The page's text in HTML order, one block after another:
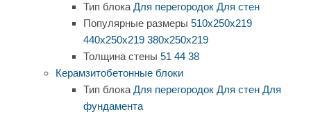
Тип блока Для перегородок Для стен
Популярные размеры 510х250х219
440х250х219 380х250х219
Толщина стены 51 44 38
Керамзитобетонные блоки
Тип блока Для перегородок Для стен Для
фундамента